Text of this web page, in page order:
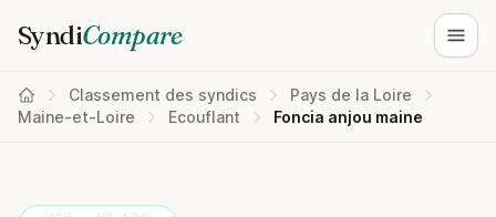
SyndiCompare
Classement des syndics
Pays de la Loire
Maine-et-Loire
Ecouflant Foncia anjou maine